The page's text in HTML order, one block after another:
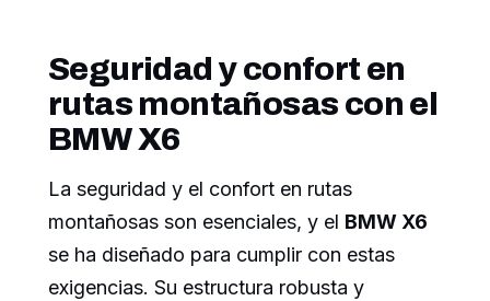
Seguridad y confort en
rutas montañosas con el
BMW X6
La seguridad y el confort en rutas
montañosas son esenciales, y el BMW X6
se ha diseñado para cumplir con estas
exigencias. Su estructura robusta y